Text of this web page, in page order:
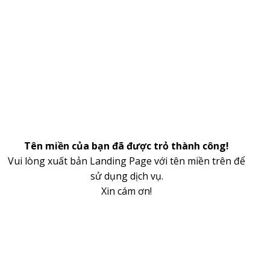
Tên miền của bạn đã được trỏ thành công!
Vui lòng xuất bản Landing Page với tên miền trên để
sử dụng dịch vụ.
Xin cám ơn!